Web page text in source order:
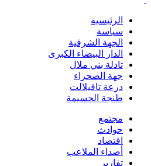
الرئيسية
سياسة
الجهة الشرقية
الدار البيضاء الكبرى
تادلة بني ملال
جهة الصحراء
درعة تافيلالت
طنجة الحسيمة
مجتمع
حوادث
اقتصاد
أصداء الملاعب
تقارير